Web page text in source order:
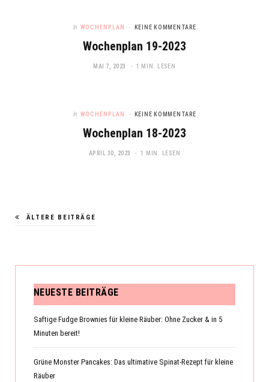
In WOCHENPLAN KEINE KOMMENTARE
Wochenplan 19-2023
MAI 7, 2023 1 MIN. LESEN
In WOCHENPLAN KEINE KOMMENTARE
Wochenplan 18-2023
APRIL 30, 2023 1 MIN. LESEN
ÄLTERE BEITRÄGE
NEUESTE BEITRÄGE
Saftige Fudge Brownies für kleine Räuber: Ohne Zucker & in 5
Minuten bereit!
Grüne Monster Pancakes: Das ultimative Spinat-Rezept für kleine
Räuber